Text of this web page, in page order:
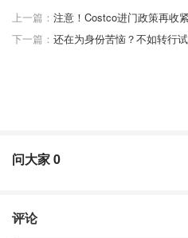
人数量的减少，否则魁北克省
目标。
申请永久移民的邀请也将集中
拟议的行动已公布，并征询公
上一篇： 注意！Costco进门政策再收
下一篇：
问大家0
评论